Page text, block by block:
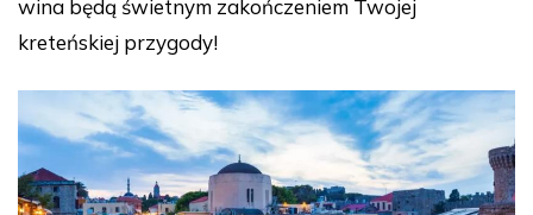
wina będą świetnym zakończeniem Twojej
kreteńskiej przygody!